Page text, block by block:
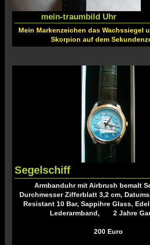
mein-traumbild Uhr
Mein Markenzeichen das Wachssiegel
Skorpion auf dem
Segelschiff
Armbanduhr mit Airbrush bemalt
Durchmesser Zifferblatt 3,2 cm,
Resistant 10 Bar, Sappihre Glass,
Lederarmband, 2 Jahre
200 Euro